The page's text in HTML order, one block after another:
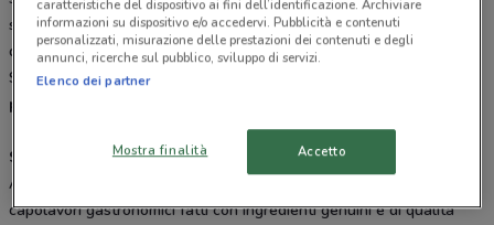
sue radici nella qualità dei prodotti utilizzati per farcire con
deliziosa passione tutti i loro panini. Nulla è lasciato al caso!
Sfoglia ilvolantinoonline su DoveConviene.it e scegli la
promozione
Stuzzica Giusto
All'interno della
capolavori gastronomici fatti con ingredienti genuini e di qualità
caratteristiche del dispositivo ai fini dell’identificazione. Archiviare
informazioni su dispositivo e/o accedervi. Pubblicità e contenuti
personalizzati, misurazione delle prestazioni dei contenuti e degli
annunci, ricerche sul pubblico, sviluppo di servizi.
Elenco dei partner
Mostra finalità Accetto